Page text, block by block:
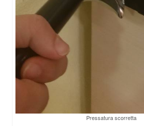
Pressatura scorretta